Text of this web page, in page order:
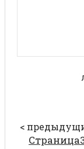
<
Страница